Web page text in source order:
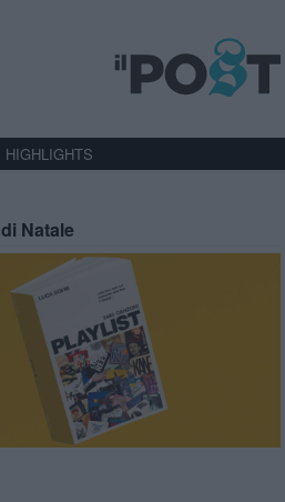
HIGHLIGHTS
Natale